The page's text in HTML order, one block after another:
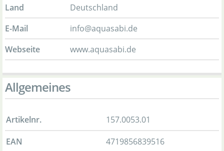
Land
Deutschland
E-Mail
info@aquasabi.de
Webseite
www.aquasabi.de
Allgemeines
Artikelnr.
157.0053.01
EAN
4719856839516